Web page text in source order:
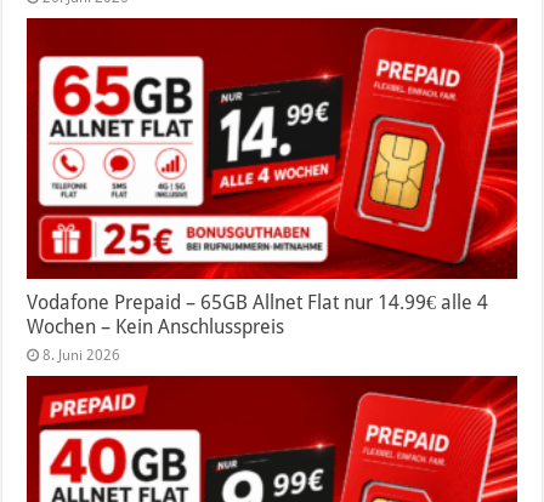
Vodafone Prepaid – 65GB Allnet Flat nur 14.99€ alle 4
Wochen – Kein Anschlusspreis
8. Juni 2026